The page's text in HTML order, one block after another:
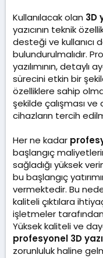
Kullanılacak olan 3D
yazıcının teknik
desteği ve kullanıcı
bulundurulmalıdır.
yazılımının,
sürecini etkin bir
özelliklere sahip
şekilde çalışması ve
cihazların tercih
Her ne kadar
başlangıç
sağladığı yüksek
bu başlangıç
vermektedir. Bu
kaliteli çıktılara
işletmeler
Yüksek kaliteli ve
profesyonel 3D
zorunluluk haline